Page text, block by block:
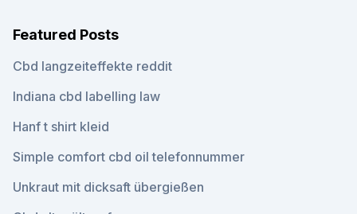
Featured Posts
Cbd langzeiteffekte reddit
Indiana cbd labelling law
Hanf t shirt kleid
Simple comfort cbd oil telefonnummer
Unkraut mit dicksaft übergießen